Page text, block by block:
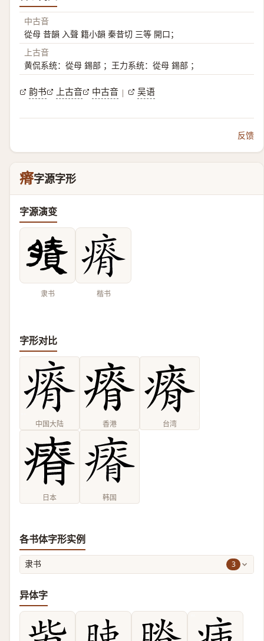
中古音
從母 昔韻 入聲 籍小韻 秦昔切 三等 開口；
上古音
黄侃系统：從母 錫部 ；王力系统：從母 錫部 ；
韵书 上古音 中古音 | 吴语
反馈
瘠字源字形
字源演变
隶书 楷书
字形对比
中国大陆 香港 台湾
日本 韩国
各书体字形实例
隶书 3
异体字